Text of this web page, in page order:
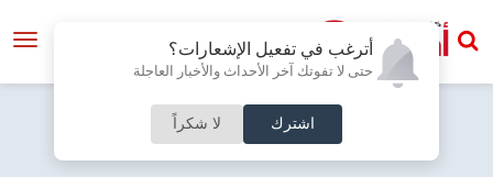
أترغب في تفعيل الإشعارات؟
حتى لا تفوتك آخر الأحداث والأخبار العاجلة
اشترك لا شكراً